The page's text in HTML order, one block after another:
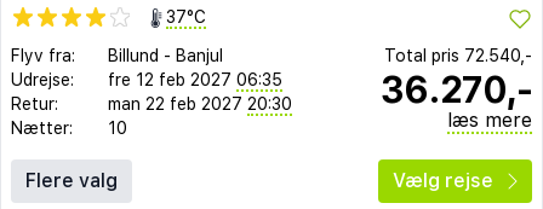
37°C
Flyv fra:
Billund - Banjul
Udrejse:
fre 12 feb 2027 06:35
Retur:
man 22 feb 2027 20:30
Nætter:
10
Total pris 72.540,-
36.270,-
læs mere
Flere valg Vælg rejse